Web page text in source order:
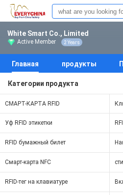
White Smart Co., Limited
Active Member 2 Years
Главная продукты
Категории продукта
СМАРТ-КАРТА RFID
Уф RFID этикетки
RFID бумажный билет
Смарт-карта NFC
RFID-тег на клавиатуре